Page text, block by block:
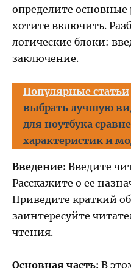
определите
хотите включить.
логические блоки:
заключение.
Популярные статьи
выбрать лучшую
для ноутбука
характеристик и
Введение: Введите
Расскажите о ее
Приведите краткий
заинтересуйте
чтения.
Основная часть: В